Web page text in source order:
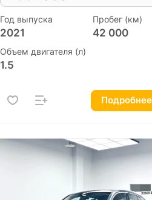
Год выпуска
2021
Пробег (км)
42 000
Объем двигателя (л)
1.5
Подробнее